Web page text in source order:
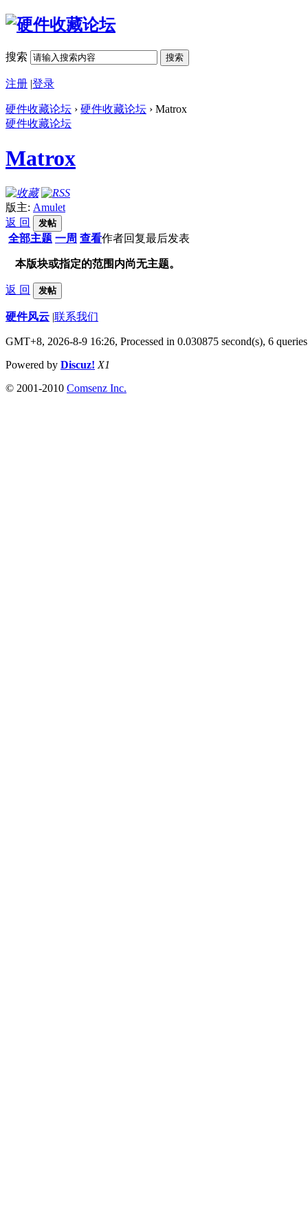
搜索 搜索
注册 |登录
硬件收藏论坛 › 硬件收藏论坛 › Matrox
硬件收藏论坛
Matrox
版主: Amulet
返 回
发帖
全部主题 一周 查看作者回复最后发表
本版块或指定的范围内尚无主题。
返 回 发帖
硬件风云 |联系我们
GMT+8, 2026-8-9 16:26, Processed in 0.030875 second(s), 6 queries
Powered by Discuz! X1
© 2001-2010 Comsenz Inc.